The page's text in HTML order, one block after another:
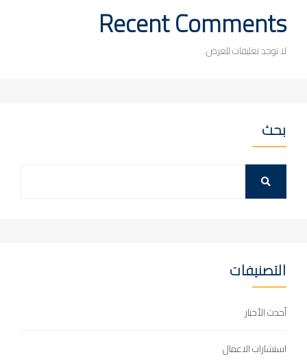
Recent Comments
لا توجد تعليقات للعرض.
بحث
التصنيفات
أحدث الأخبار
استشارات الاعمال